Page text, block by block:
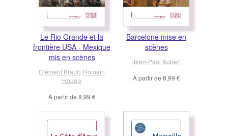
Le Rio Grande et la
frontière USA - Mexique
mis en scènes
Clément Brault Romain
Houeix
À partir de 8,99 €
Barcelone mise en
scènes
Jean-Paul Aubert
À partir de 8,99 €